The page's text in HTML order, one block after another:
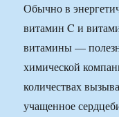
Обычно в
витамин C и
витамины —
химической
количествах
учащенное